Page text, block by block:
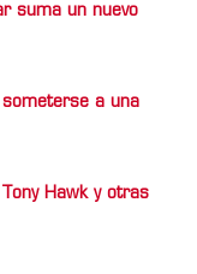
suma un nuevo
a una
Hawk y otras